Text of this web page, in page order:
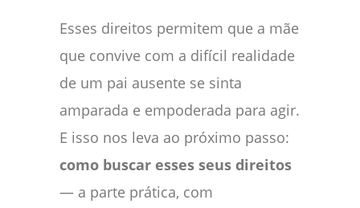
Esses direitos permitem que a mãe
que convive com a difícil realidade
de um pai ausente se sinta
amparada e empoderada para agir.
E isso nos leva ao próximo passo:
como buscar esses seus direitos
— a parte prática, com